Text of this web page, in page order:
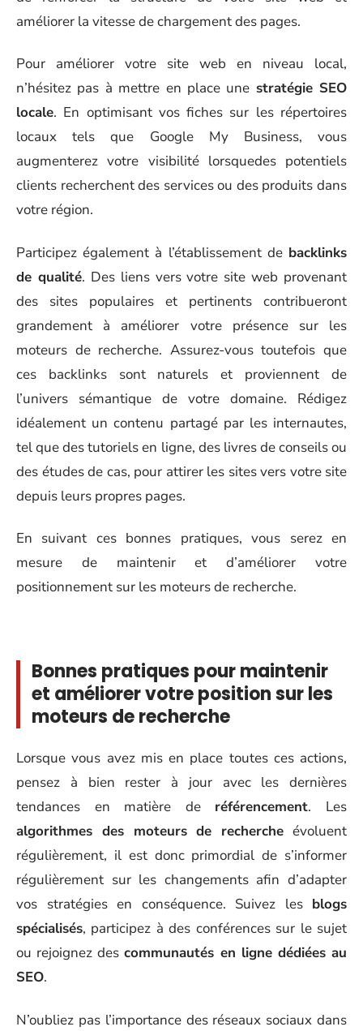
améliorer la vitesse de chargement des pages.
Pour améliorer votre site web en niveau local,
n’hésitez pas à mettre en place une stratégie SEO
locale. En optimisant vos fiches sur les répertoires
locaux tels que Google My Business, vous
augmenterez votre visibilité lorsquedes potentiels
clients recherchent des services ou des produits dans
votre région.
Participez également à l’établissement de backlinks
de qualité. Des liens vers votre site web provenant
des sites populaires et pertinents contribueront
grandement à améliorer votre présence sur les
moteurs de recherche. Assurez-vous toutefois que
ces backlinks sont naturels et proviennent de
l’univers sémantique de votre domaine. Rédigez
idéalement un contenu partagé par les internautes,
tel que des tutoriels en ligne, des livres de conseils ou
des études de cas, pour attirer les sites vers votre site
depuis leurs propres pages.
En suivant ces bonnes pratiques, vous serez en
mesure de maintenir et d’améliorer votre
positionnement sur les moteurs de recherche.
Bonnes pratiques pour maintenir
et améliorer votre position sur les
moteurs de recherche
Lorsque vous avez mis en place toutes ces actions,
pensez à bien rester à jour avec les dernières
tendances en matière de référencement. Les
algorithmes des moteurs de recherche évoluent
régulièrement, il est donc primordial de s’informer
régulièrement sur les changements afin d’adapter
vos stratégies en conséquence. Suivez les blogs
spécialisés, participez à des conférences sur le sujet
ou rejoignez descommunautés en ligne dédiées au
SEO.
N’oubliez pas l’importance des réseaux sociaux dans